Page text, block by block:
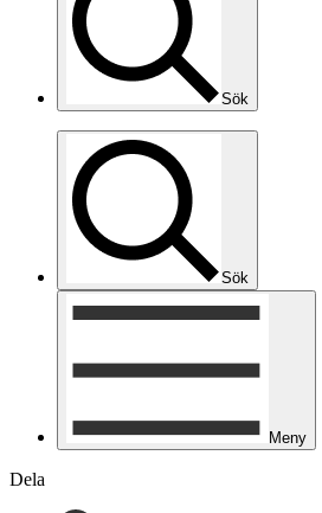
Sök
Sök
Meny
Dela